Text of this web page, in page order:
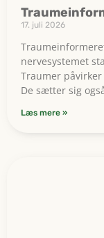
17. juli 2026
nervesystemet
Traumer
De sætter sig
Læs mere »